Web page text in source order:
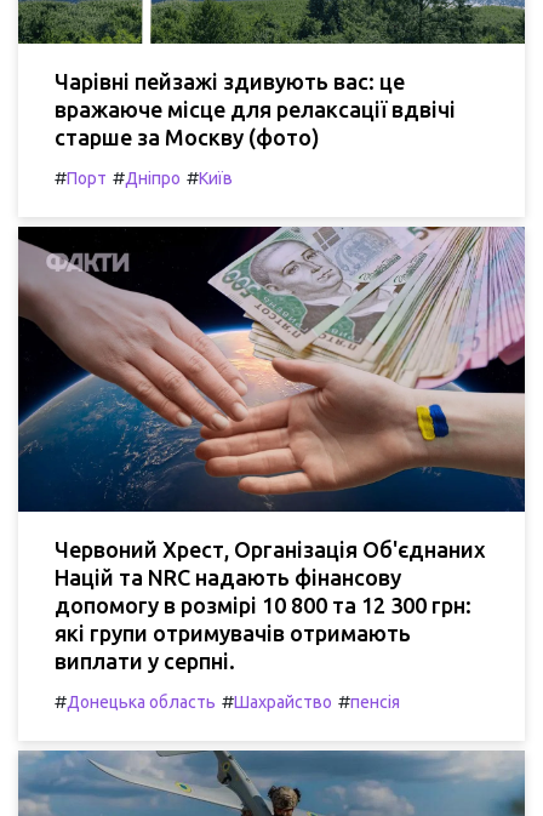
Чарівні пейзажі здивують вас: це
вражаюче місце для релаксації вдвічі
старше за Москву (фото)
#Порт #Дніпро #Київ
Червоний Хрест, Організація Об'єднаних
Націй та NRC надають фінансову
допомогу в розмірі 10 800 та 12 300 грн:
які групи отримувачів отримають
виплати у серпні.
#Донецька область #Шахрайство #пенсія